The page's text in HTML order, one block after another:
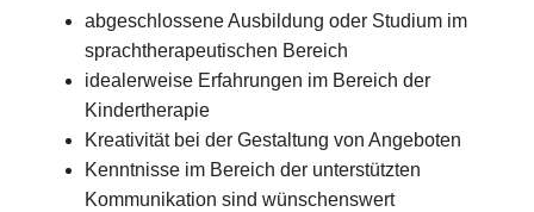
abgeschlossene Ausbildung oder Studium im
sprachtherapeutischen Bereich
idealerweise Erfahrungen im Bereich der
Kindertherapie
Kreativität bei der Gestaltung von Angeboten
Kenntnisse im Bereich der unterstützten
Kommunikation sind wünschenswert